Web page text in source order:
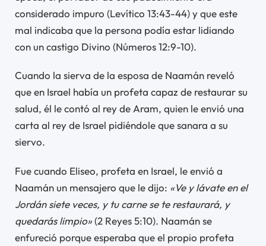
considerado impuro (Levítico 13:43-44) y que este
mal indicaba que la persona podía estar lidiando
con un castigo Divino (Números 12:9-10).
Cuando la sierva de la esposa de Naamán reveló
que en Israel había un profeta capaz de restaurar su
salud, él le contó al rey de Aram, quien le envió una
carta al rey de Israel pidiéndole que sanara a su
siervo.
Fue cuando Eliseo, profeta en Israel, le envió a
Naamán un mensajero que le dijo: «Ve y lávate en el
Jordán siete veces, y tu carne se te restaurará, y
quedarás limpio»(2 Reyes 5:10). Naamán se
enfureció porque esperaba que el propio profeta